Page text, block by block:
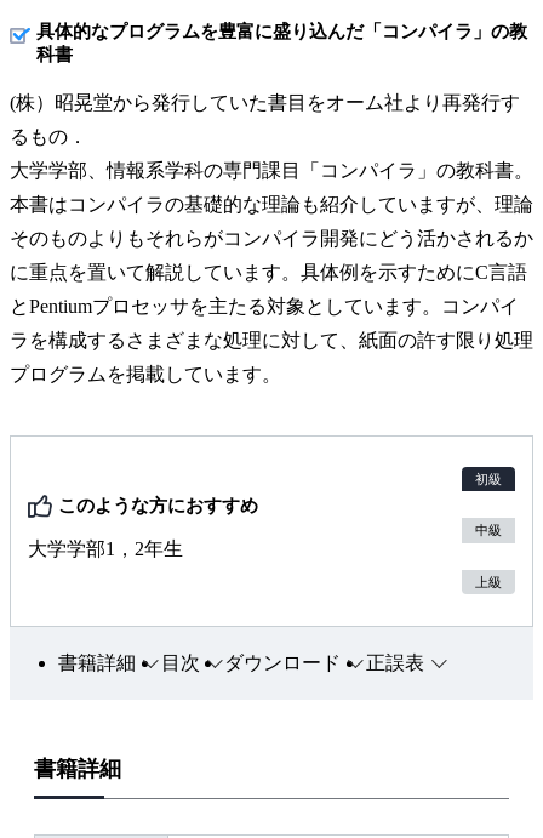
具体的なプログラムを豊富に盛り込んだ「コンパイラ」の教
科書
(株）昭晃堂から発行していた書目をオーム社より再発行す
るもの．
大学学部、情報系学科の専門課目「コンパイラ」の教科書。
本書はコンパイラの基礎的な理論も紹介していますが、理論
そのものよりもそれらがコンパイラ開発にどう活かされるか
に重点を置いて解説しています。具体例を示すためにC言語
とPentiumプロセッサを主たる対象としています。コンパイ
ラを構成するさまざまな処理に対して、紙面の許す限り処理
プログラムを掲載しています。
このような方におすすめ
大学学部1，2年生
初級
中級
上級
書籍詳細 目次 ダウンロード 正誤表
書籍詳細